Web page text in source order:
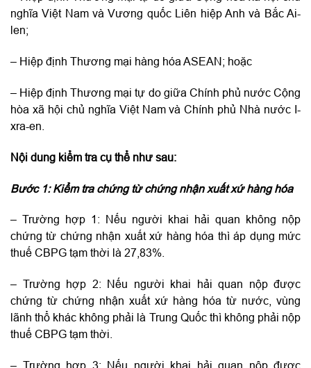
nghĩa Việt Nam và Vương quốc Liên hiệp Anh và Bắc Ai-
len;
– Hiệp định Thương mại hàng hóa ASEAN; hoặc
– Hiệp định Thương mại tự do giữa Chính phủ nước Cộng
hòa xã hội chủ nghĩa Việt Nam và Chính phủ Nhà nước I-
xra-en.
Nội dung kiểm tra cụ thể như sau:
Bước 1: Kiểm tra chứng từ chứng nhận xuất xứ hàng hóa
– Trường hợp 1: Nếu người khai hải quan không nộp
chứng từ chứng nhận xuất xứ hàng hóa thì áp dụng mức
thuế CBPG tạm thời là 27,83%.
– Trường hợp 2: Nếu người khai hải quan nộp được
chứng từ chứng nhận xuất xứ hàng hóa từ nước, vùng
lãnh thổ khác không phải là Trung Quốc thì không phải nộp
thuế CBPG tạm thời.
– Trường hợp 3: Nếu người khai hải quan nộp được